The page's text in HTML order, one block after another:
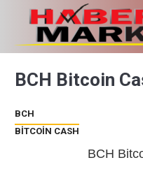
BCH Bitcoin
BCH
BITCOIN CASH
BCH